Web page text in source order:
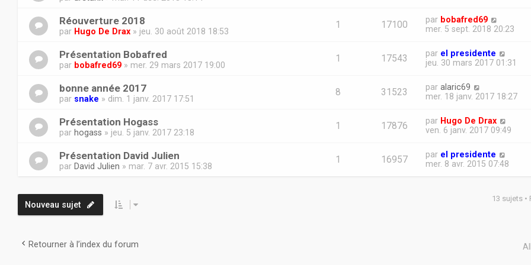
Réouverture 2018
par Hugo De Drax » jeu. 30 août 2018 18:53
1 17100 par bobafred69
mer. 5 sept. 2018 20:23
Présentation Bobafred
par bobafred69 » mer. 29 mars 2017 19:00
1 17543 par el presidente
jeu. 30 mars 2017 01:31
bonne année 2017
par snake » dim. 1 janv. 2017 17:51
8 31523 par alaric69
mer. 18 janv. 2017 18:27
Présentation Hogass
par hogass » jeu. 5 janv. 2017 23:18
1 17876 par Hugo De Drax
ven. 6 janv. 2017 09:49
Présentation David Julien
par David Julien » mar. 7 avr. 2015 15:38
1 16957 par el presidente
mer. 8 avr. 2015 07:48
Nouveau sujet
13 sujets •
Retourner à l’index du forum